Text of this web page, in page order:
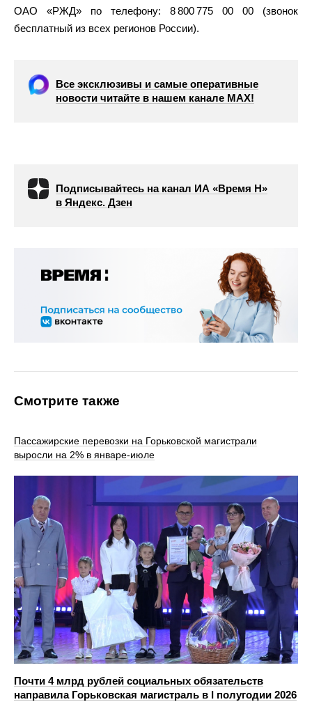
ОАО «РЖД» по телефону: 8 800 775 00 00 (звонок
бесплатный из всех регионов России).
Все эксклюзивы и самые оперативные
новости читайте в нашем канале МАХ!
Подписывайтесь на канал ИА «Время Н»
в Яндекс. Дзен
Смотрите также
Пассажирские перевозки на Горьковской магистрали
выросли на 2% в январе-июле
Почти 4 млрд рублей социальных обязательств
направила Горьковская магистраль в I полугодии 2026